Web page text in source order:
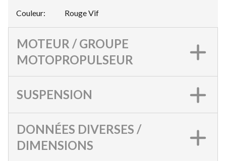
Couleur: Rouge Vif
MOTEUR / GROUPE
MOTOPROPULSEUR
SUSPENSION
DONNÉES DIVERSES /
DIMENSIONS